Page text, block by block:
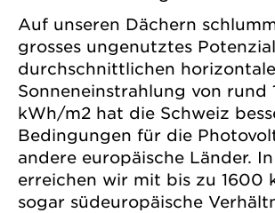
Auf unseren Dächern
grosses ungenutztes
durchschnittlichen
Sonneneinstrahlung von rund
kWh/m2 hat die Schweiz
Bedingungen für die
andere europäische Länder.
erreichen wir mit bis zu 1600
sogar südeuropäische